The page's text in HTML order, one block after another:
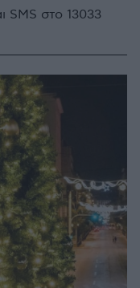
SMS στο 13033